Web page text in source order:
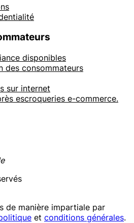
disponibles
des consommateurs
sur internet
escroqueries e-commerce.
de manière impartiale par
et conditions générales.